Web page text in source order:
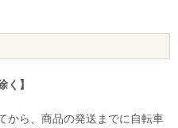
】
から、商品の発送までに自転車